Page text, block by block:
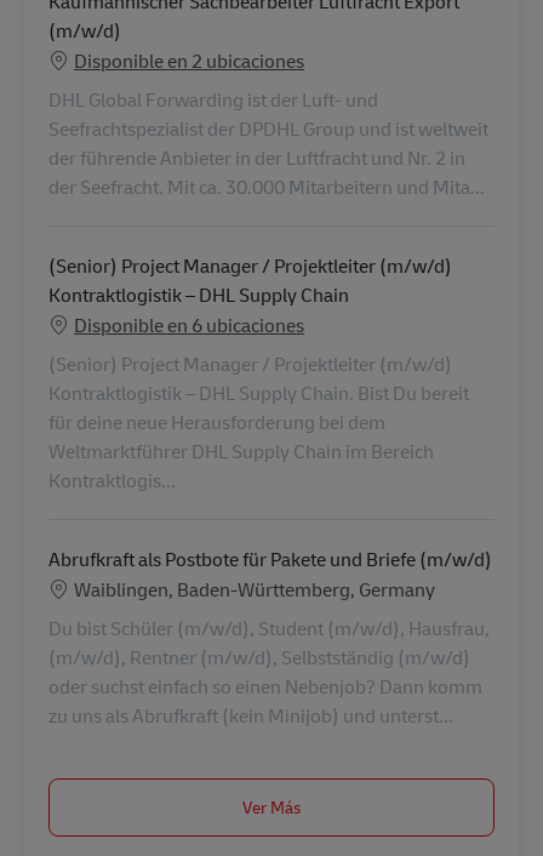
(m/w/d)
Disponible en 2 ubicaciones
DHL Global Forwarding ist der Luft- und
Seefrachtspezialist der DPDHL Group und ist weltweit
der führende Anbieter in der Luftfracht und Nr. 2 in
der Seefracht. Mit ca. 30.000 Mitarbeitern und Mita...
(Senior) Project Manager / Projektleiter (m/w/d)
Kontraktlogistik – DHL Supply Chain
Disponible en 6 ubicaciones
(Senior) Project Manager / Projektleiter (m/w/d)
Kontraktlogistik – DHL Supply Chain. Bist Du bereit
für deine neue Herausforderung bei dem
Weltmarktführer DHL Supply Chain im Bereich
Kontraktlogis...
Abrufkraft als Postbote für Pakete und Briefe (m/w/d)
Ubicación
Waiblingen, Baden-Württemberg, Germany
Du bist Schüler (m/w/d), Student (m/w/d), Hausfrau,
(m/w/d), Rentner (m/w/d), Selbstständig (m/w/d)
oder suchst einfach so einen Nebenjob? Dann komm
zu uns als Abrufkraft (kein Minijob) und unterst...
Ver Más